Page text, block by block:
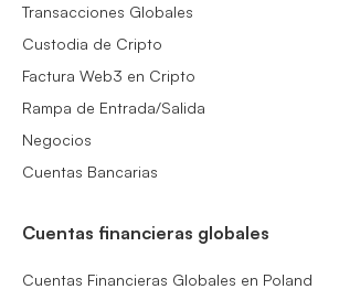
Transacciones Globales
Custodia de Cripto
Factura Web3 en Cripto
Rampa de Entrada/Salida
Negocios
Cuentas Bancarias
Cuentas financieras globales
Cuentas Financieras Globales en Poland